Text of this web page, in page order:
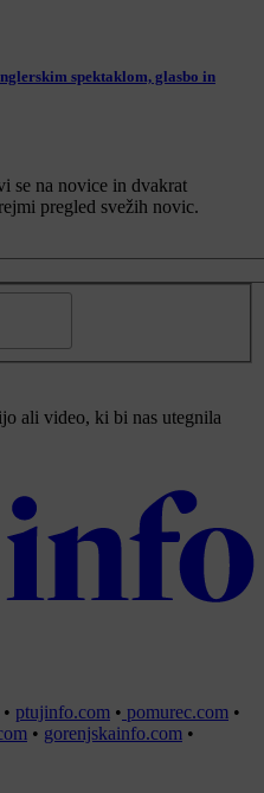
spektaklom, glasbo in
se na novice in dvakrat
pregled svežih novic.
ali video, ki bi nas utegnila
• ptujinfo.com • pomurec.com •
• gorenjskainfo.com •